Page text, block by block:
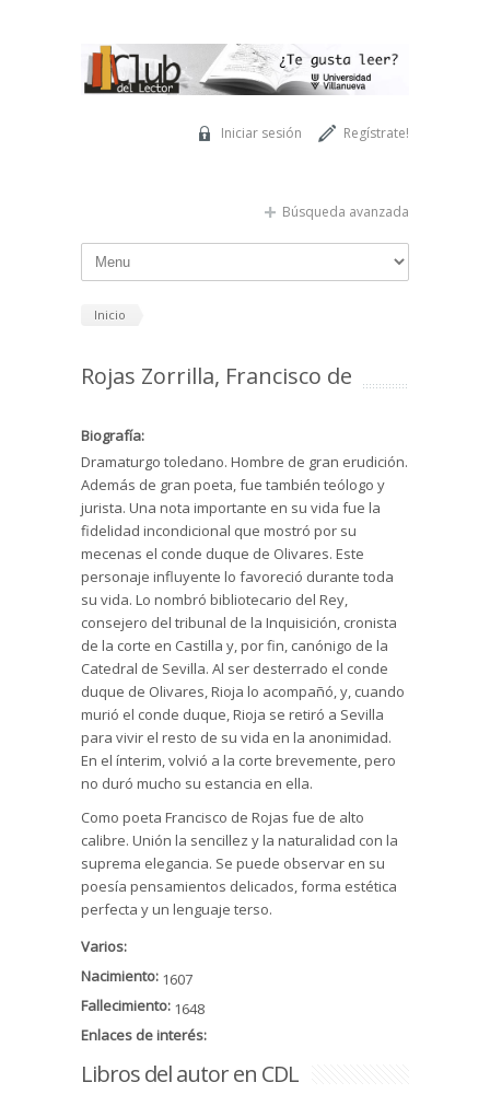
Regístrate!
Iniciar sesión
Búsqueda avanzada
Inicio
Rojas Zorrilla, Francisco de
Biografía:
Dramaturgo toledano. Hombre de gran erudición.
Además de gran poeta, fue también teólogo y
jurista. Una nota importante en su vida fue la
fidelidad incondicional que mostró por su
mecenas el conde duque de Olivares. Este
personaje influyente lo favoreció durante toda
su vida. Lo nombró bibliotecario del Rey,
consejero del tribunal de la Inquisición, cronista
de la corte en Castilla y, por fin, canónigo de la
Catedral de Sevilla. Al ser desterrado el conde
duque de Olivares, Rioja lo acompañó, y, cuando
murió el conde duque, Rioja se retiró a Sevilla
para vivir el resto de su vida en la anonimidad.
En el ínterim, volvió a la corte brevemente, pero
no duró mucho su estancia en ella.
Como poeta Francisco de Rojas fue de alto
calibre. Unión la sencillez y la naturalidad con la
suprema elegancia. Se puede observar en su
poesía pensamientos delicados, forma estética
perfecta y un lenguaje terso.
Varios:
Nacimiento: 1607
Fallecimiento: 1648
Enlaces de interés:
Libros del autor en CDL